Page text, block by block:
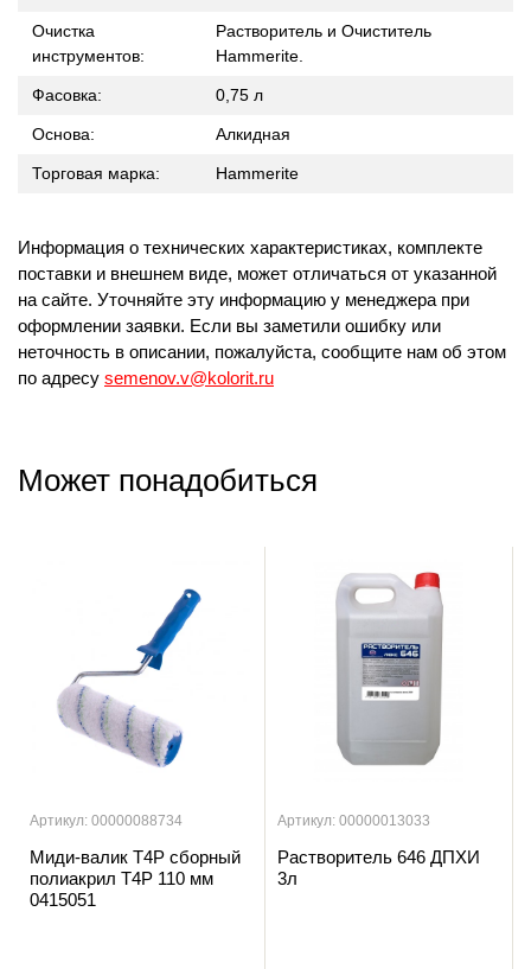
Очистка
инструментов:
Растворитель и Очиститель
Hammerite.
Фасовка: 0,75 л
Основа: Алкидная
Торговая марка: Hammerite
Информация о технических характеристиках, комплекте
поставки и внешнем виде, может отличаться от указанной
на сайте. Уточняйте эту информацию у менеджера при
оформлении заявки. Если вы заметили ошибку или
неточность в описании, пожалуйста, сообщите нам об этом
по адресу semenov.v@kolorit.ru
Может понадобиться
Артикул: 00000088734
Миди-валик T4P сборный
полиакрил T4P 110 мм
0415051
Артикул: 00000013033
Растворитель 646 ДПХИ
3л